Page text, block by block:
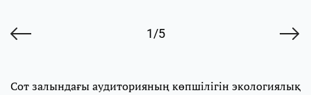
1/5
Сот залындағы аудиторияның көпшілігін экологиялық